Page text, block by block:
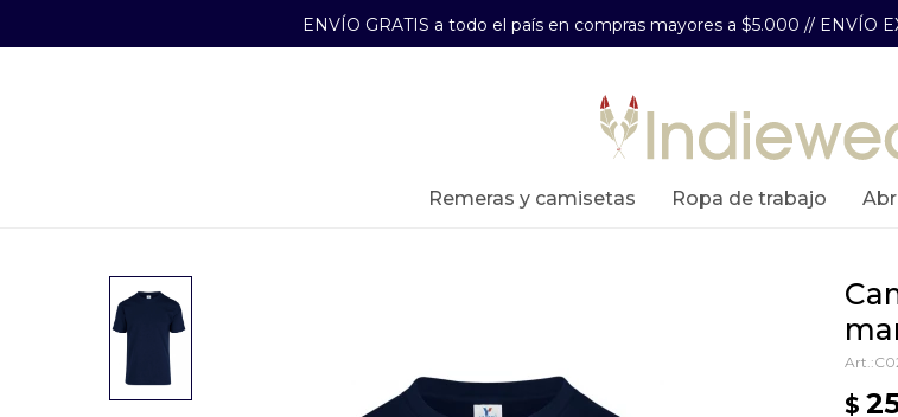
ENVÍO GRATIS a todo el país en compras mayores a $5.000 // ENVÍO
remeras y camisetas ropa de trabajo
camiseta a la base peso medio - azul
$